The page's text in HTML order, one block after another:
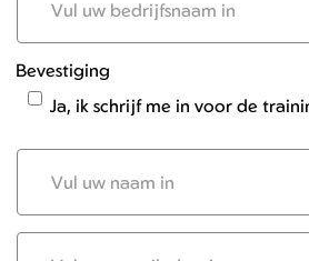
Bevestiging
Ja, ik schrijf me in voor de
deelnemer